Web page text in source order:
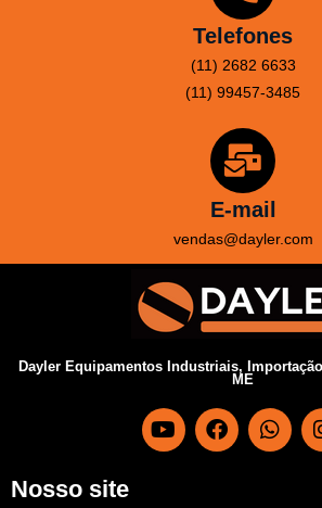
Telefones
(11) 2682 6633
(11) 99457-3485
E-mail
vendas@dayler.com
Dayler Equipamentos Industriais,
ME
Nosso site